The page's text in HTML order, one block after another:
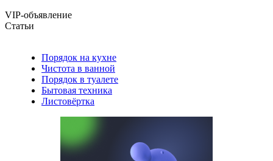
VIP-объявление
Статьи
Порядок на кухне
Чистота в ванной
Порядок в туалете
Бытовая техника
Листовёртка